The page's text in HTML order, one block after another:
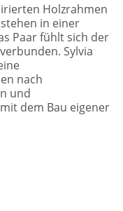
Holzrahmen
in einer
Paar fühlt sich der
Sylvia
nach
und
dem Bau eigener